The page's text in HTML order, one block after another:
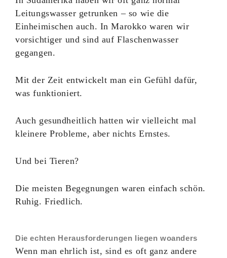
Leitungswasser getrunken – so wie die
Einheimischen auch. In Marokko waren wir
vorsichtiger und sind auf Flaschenwasser
gegangen.
Mit der Zeit entwickelt man ein Gefühl dafür,
was funktioniert.
Auch gesundheitlich hatten wir vielleicht mal
kleinere Probleme, aber nichts Ernstes.
Und bei Tieren?
Die meisten Begegnungen waren einfach schön.
Ruhig. Friedlich.
Die echten Herausforderungen liegen woanders
Wenn man ehrlich ist, sind es oft ganz andere